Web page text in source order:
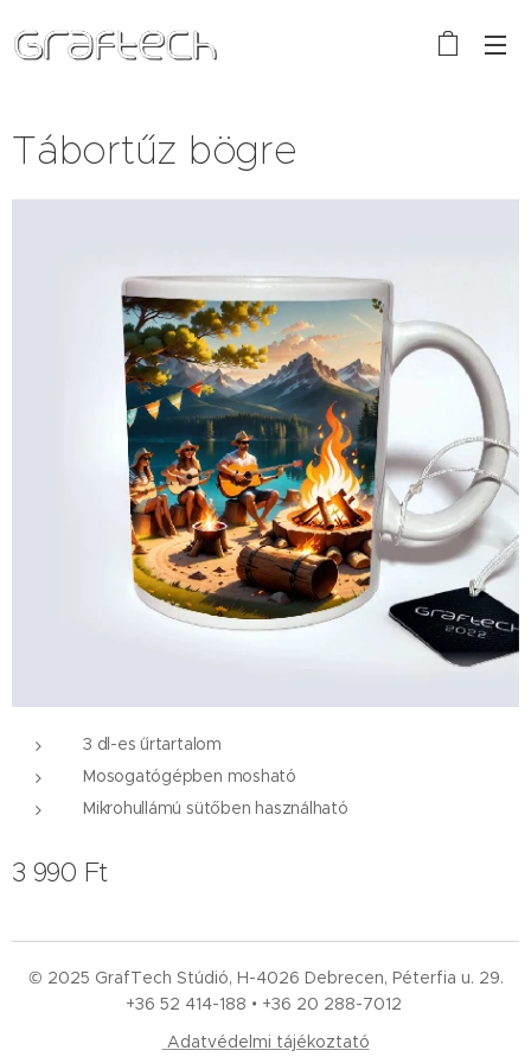
Tábortűz bögre
3 dl-es űrtartalom
Mosogatógépben mosható
Mikrohullámú sütőben használható
3 990 Ft
© 2025 GrafTech Stúdió, H-4026 Debrecen, Péterfia u. 29.
+36 52 414-188 • +36 20 288-7012
Adatvédelmi tájékoztató